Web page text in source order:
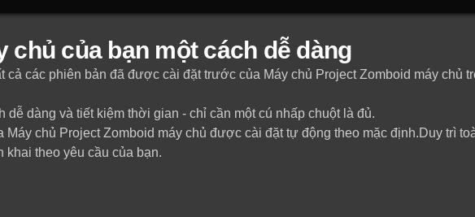
chủ của bạn một cách dễ dàng
cả các phiên bản đã được cài đặt trước của Máy chủ Project Zomboid máy chủ
dàng và tiết kiệm thời gian - chỉ cần một cú nhấp chuột là đủ.
chủ Project Zomboid máy chủ được cài đặt tự động theo mặc định.Duy trì
khai theo yêu cầu của bạn.